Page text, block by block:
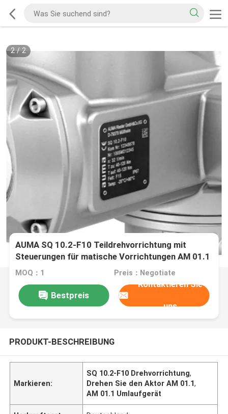
2/2
AUMA SQ 10.2-F10 Teildrehvorrichtung mit
Steuerungen für matische Vorrichtungen AM 01.1
MOQ：1 Preis：Negotiate
Bestpreis
Kontaktieren Sie
uns
PRODUKT-BESCHREIBUNG
Markieren:
SQ 10.2-F10 Drehvorrichtung,
Drehen Sie den Aktor AM 01.1,
AM 01.1 Umlaufgerät